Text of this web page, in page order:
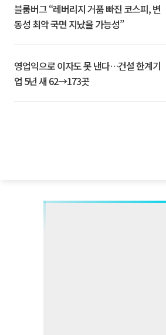
블룸버그 “레버리지 거품 빠진 코스피, 변
동성 최악 국면 지났을 가능성”
영업익으로 이자도 못 낸다…건설 한계기
업 5년 새 62→173곳